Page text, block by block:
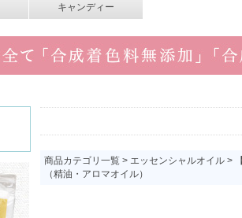
キャンディー
商品カテゴリ一覧 > エッセンシャルオイル >
（精油・アロマオイル）